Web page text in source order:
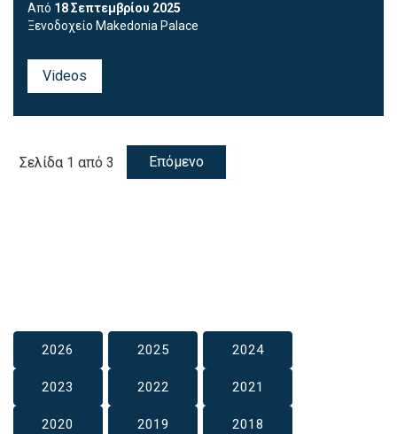
Από 18 Σεπτεμβρίου 2025
Ξενοδοχείο Makedonia Palace
Videos
Σελίδα 1 από 3 Επόμενο
2026 2025 2024
2023 2022 2021
2020 2019 2018